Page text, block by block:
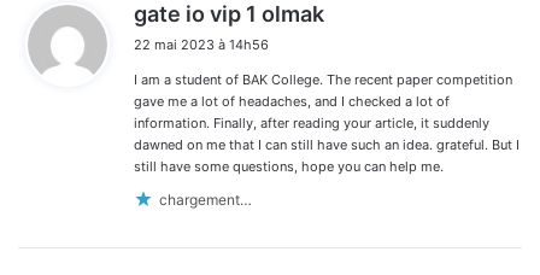
gate io vip 1 olmak
:
22 mai 2023 à 14h56
I am a student of BAK College. The recent paper competition
gave me a lot of headaches, and I checked a lot of
information. Finally, after reading your article, it suddenly
dawned on me that I can still have such an idea. grateful. But I
still have some questions, hope you can help me.
chargement…